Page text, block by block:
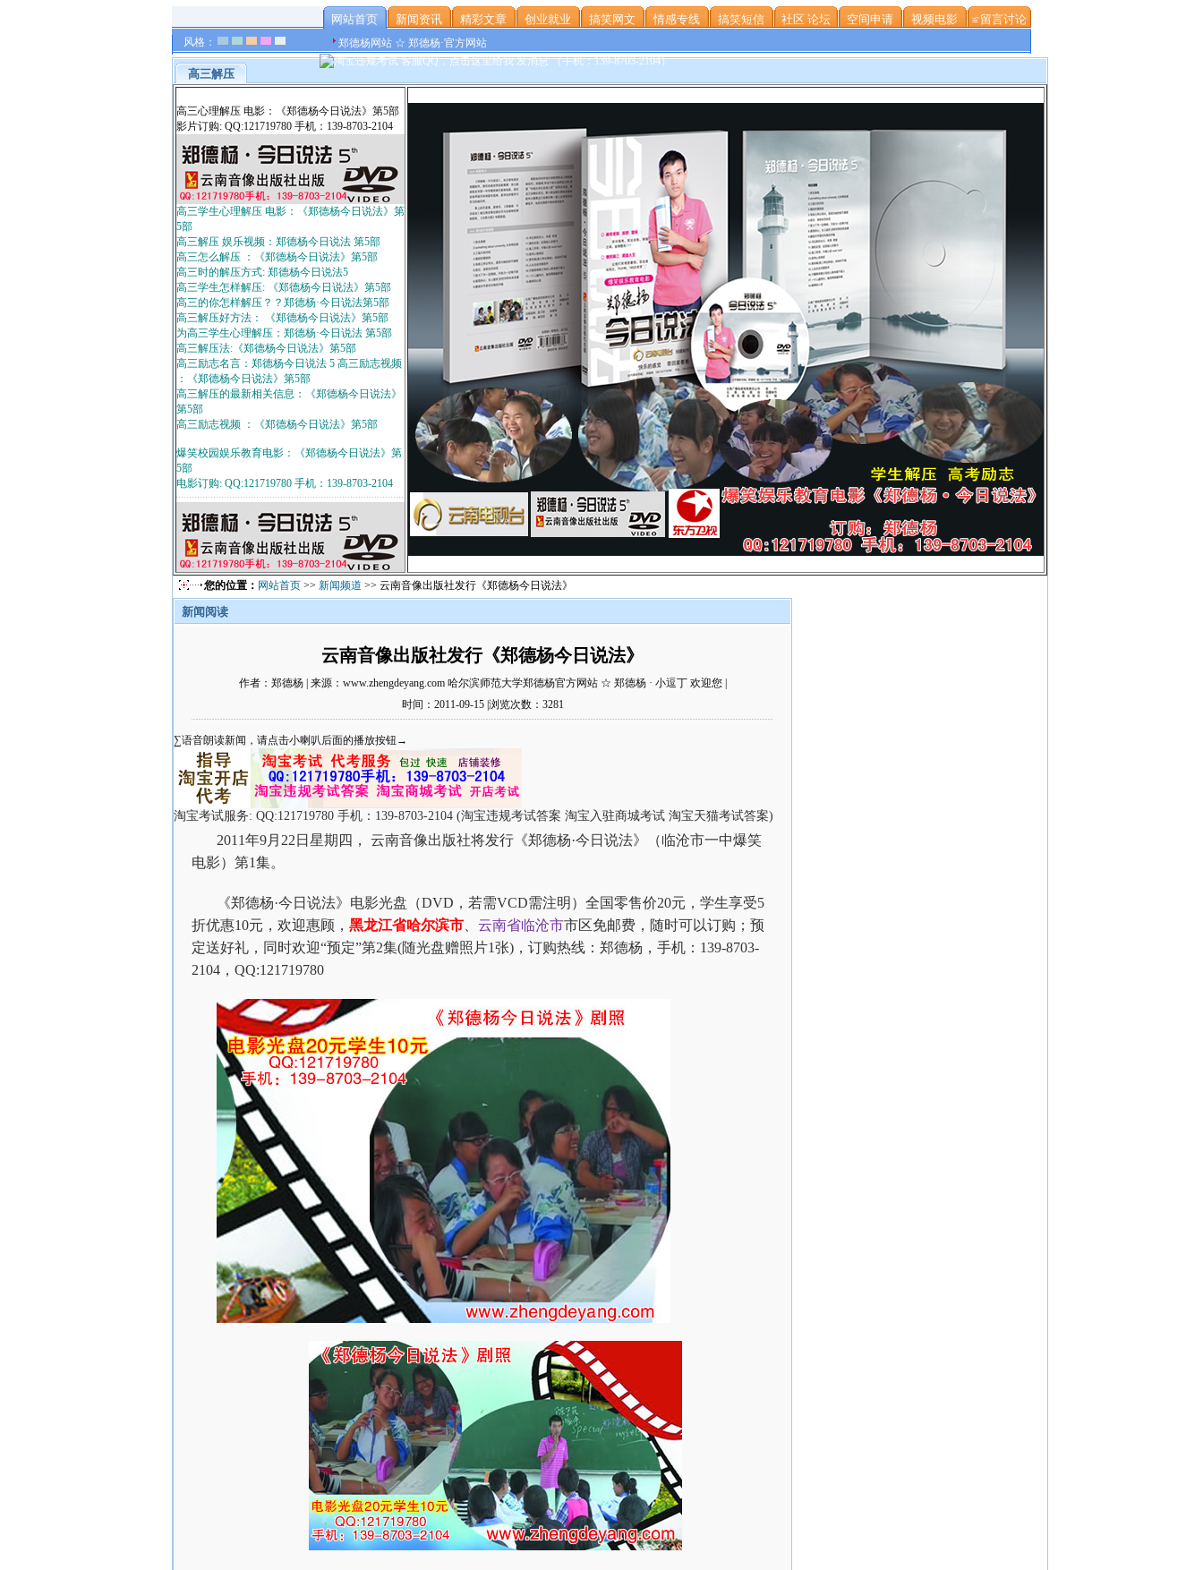
风格：
网站首页 新闻资讯 精彩文章 创业就业 搞笑网文 情感专线 搞笑短信 社区 论坛 空间申请 视频电影 ≌留言讨论
郑德杨网站 ☆ 郑德杨·官方网站
高三解压
高三心理解压 电影：《郑德杨今日说法》第5部
影片订购: QQ:121719780 手机：139-8703-2104
高三学生心理解压 电影：《郑德杨今日说法》第
5部
高三解压 娱乐视频：郑德杨今日说法 第5部
高三怎么解压 ：《郑德杨今日说法》第5部
高三时的解压方式: 郑德杨今日说法5
高三学生怎样解压: 《郑德杨今日说法》第5部
高三的你怎样解压？？郑德杨·今日说法第5部
高三解压好方法： 《郑德杨今日说法》第5部
为高三学生心理解压：郑德杨·今日说法 第5部
高三解压法:《郑德杨今日说法》第5部
高三励志名言：郑德杨今日说法 5 高三励志视频
：《郑德杨今日说法》第5部
高三解压的最新相关信息：《郑德杨今日说法》
第5部
高三励志视频 ：《郑德杨今日说法》第5部
爆笑校园娱乐教育电影：《郑德杨今日说法》第
5部
电影订购: QQ:121719780 手机：139-8703-2104
您的位置： 网站首页 >> 新闻频道 >> 云南音像出版社发行《郑德杨今日说法》
新闻阅读
云南音像出版社发行《郑德杨今日说法》
作者：郑德杨 | 来源：www.zhengdeyang.com 哈尔滨师范大学郑德杨官方网站 ☆ 郑德杨 · 小逗丁 欢迎您 |
时间：2011-09-15 |浏览次数：3281
∑语音朗读新闻，请点击小喇叭后面的播放按钮→
淘宝考试服务: QQ:121719780 手机：139-8703-2104 (淘宝违规考试答案 淘宝入驻商城考试 淘宝天猫考试答案)
2011年9月22日星期四， 云南音像出版社将发行《郑德杨·今日说法》（临沧市一中爆笑
电影）第1集。
《郑德杨·今日说法》电影光盘（DVD，若需VCD需注明）全国零售价20元，学生享受5
折优惠10元，欢迎惠顾， 黑龙江省哈尔滨市 云南省临沧市市区免邮费，随时可以订购；预
定送好礼，同时欢迎“预定”第2集(随光盘赠照片1张)，订购热线：郑德杨，手机：139-8703-
2104，QQ:121719780